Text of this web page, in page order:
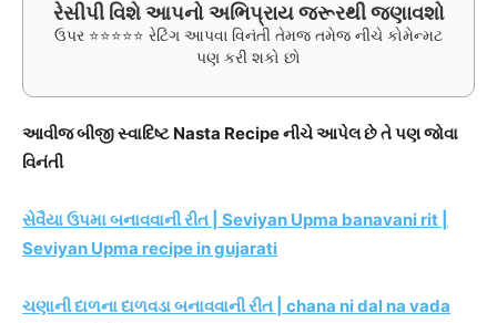
રેસીપી વિશે આપનો અભિપ્રાય જરૂરથી જણાવશો
ઉપર ⭐⭐⭐⭐⭐ રેટિંગ આપવા વિનંતી તેમજ તમેજ નીચે કોમેન્મટ
પણ કરી શકો છો
આવીજ બીજી સ્વાદિષ્ટ Nasta Recipe નીચે આપેલ છે તે પણ જોવા
વિનંતી
સેવૈયા ઉપમા બનાવવાની રીત | Seviyan Upma banavani rit |
Seviyan Upma recipe in gujarati
ચણાની દાળના દાળવડા બનાવવાની રીત | chana ni dal na vada